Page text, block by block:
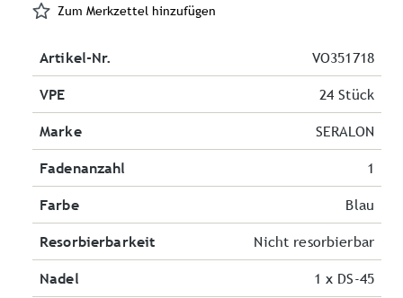
Zum Merkzettel hinzufügen
Artikel-Nr. VO351718
VPE 24 Stück
Marke SERALON
Fadenanzahl 1
Farbe Blau
Resorbierbarkeit Nicht resorbierbar
Nadel 1 x DS-45